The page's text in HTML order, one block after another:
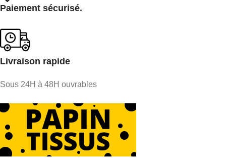
Paiement sécurisé.
Livraison rapide
Sous 24H à 48H ouvrables